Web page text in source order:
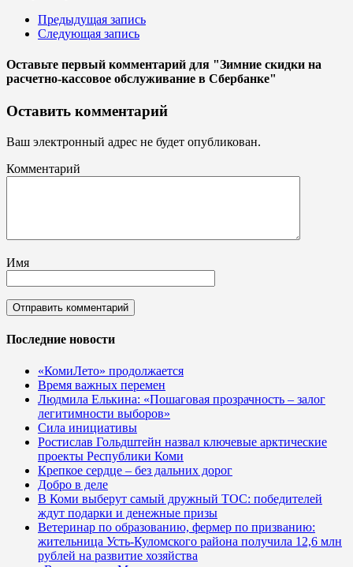
Предыдущая запись
Следующая запись
Оставьте первый комментарий для "Зимние скидки на
расчетно-кассовое обслуживание в Сбербанке"
Оставить комментарий
Ваш электронный адрес не будет опубликован.
Комментарий
Имя
Последние новости
«КомиЛето» продолжается
Время важных перемен
Людмила Елькина: «Пошаговая прозрачность – залог
легитимности выборов»
Сила инициативы
Ростислав Гольдштейн назвал ключевые арктические
проекты Республики Коми
Крепкое сердце – без дальних дорог
Добро в деле
В Коми выберут самый дружный ТОС: победителей
ждут подарки и денежные призы
Ветеринар по образованию, фермер по призванию:
жительница Усть-Куломского района получила 12,6 млн
рублей на развитие хозяйства